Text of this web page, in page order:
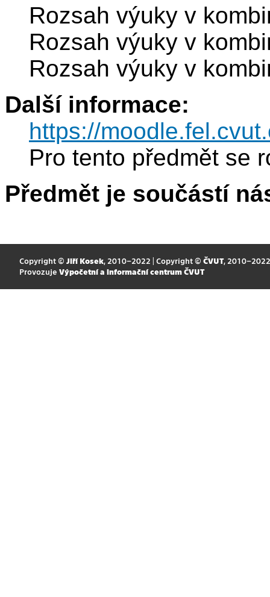
Rozsah výuky v
Rozsah výuky v
Rozsah výuky v
Další informace:
https://
Pro tento předmět se
Předmět je součástí
Copyright © Jiří Kosek, 2010–2022 | Copyright © ČVUT, 2010–2022
Provozuje Výpočetní a informační centrum ČVUT